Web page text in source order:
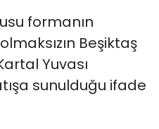
formanın
Beşiktaş
Yuvası
sunulduğu ifade